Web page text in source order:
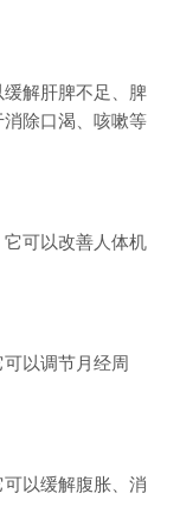
解肝脾不足、脾
除口渴、咳嗽等
可以改善人体机
以调节月经周
以缓解腹胀、消